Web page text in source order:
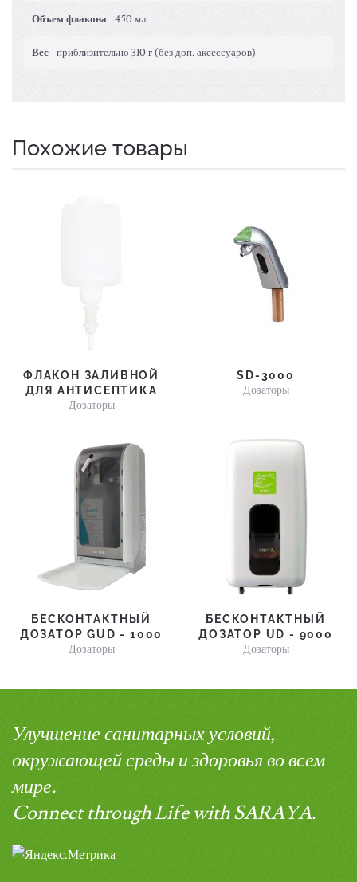
Объем флакона 450 мл
Вес приблизительно 310 г (без доп. аксессуаров)
Похожие товары
ФЛАКОН ЗАЛИВНОЙ
ДЛЯ АНТИСЕПТИКА
Дозаторы
SD-3000
Дозаторы
БЕСКОНТАКТНЫЙ
ДОЗАТОР GUD - 1000
Дозаторы
БЕСКОНТАКТНЫЙ
ДОЗАТОР UD - 9000
Дозаторы
Улучшение санитарных условий,
окружающей среды и здоровья во всем
мире.
Connect through Life with SARAYA.